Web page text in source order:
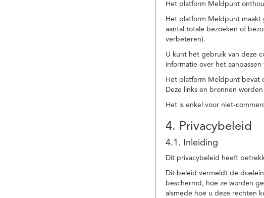
Het platform Meldpunt
Het platform Meldpunt maakt
aantal totale bezoeken of
verbeteren).
U kunt het gebruik van deze
informatie over het
Het platform Meldpunt bevat
Deze links en bronnen
Het is enkel voor niet-
4. Privacybeleid
4.1. Inleiding
Dit privacybeleid heeft
Dit beleid vermeldt de
beschermd, hoe ze worden
alsmede hoe u deze rechten